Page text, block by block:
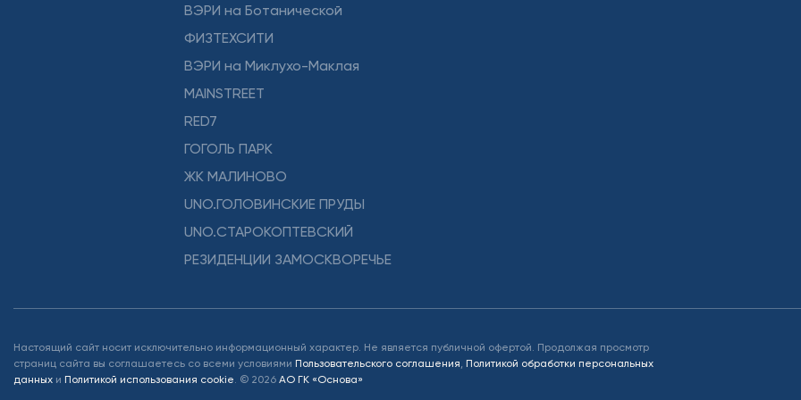
ВЭРИ на Ботанической
ФИЗТЕХСИТИ
ВЭРИ на Миклухо-Маклая
MAINSTREET
RED7
ГОГОЛЬ ПАРК
ЖК МАЛИНОВО
UNO.ГОЛОВИНСКИЕ ПРУДЫ
UNO.СТАРОКОПТЕВСКИЙ
РЕЗИДЕНЦИИ ЗАМОСКВОРЕЧЬЕ
Настоящий сайт носит исключительно информационный характер. Не является публичной офертой. Продолжая просмотр
страниц сайта вы соглашаетесь со всеми условиями Пользовательского соглашения, Политикой обработки персональных
данных и Политикой использования cookie. © 2026 АО ГК «Основа»